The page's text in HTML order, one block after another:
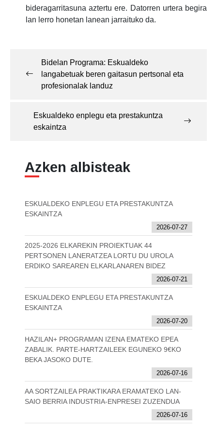
bideragarritasuna aztertu ere. Datorren urtera begira
lan lerro honetan lanean jarraituko da.
Bidelan Programa: Eskualdeko
langabetuak beren gaitasun pertsonal eta
profesionalak landuz
Eskualdeko enplegu eta prestakuntza
eskaintza
Azken albisteak
ESKUALDEKO ENPLEGU ETA PRESTAKUNTZA
ESKAINTZA
2026-07-27
2025-2026 ELKAREKIN PROIEKTUAK 44
PERTSONEN LANERATZEA LORTU DU UROLA
ERDIKO SAREAREN ELKARLANAREN BIDEZ
2026-07-21
ESKUALDEKO ENPLEGU ETA PRESTAKUNTZA
ESKAINTZA
2026-07-20
HAZILAN+ PROGRAMAN IZENA EMATEKO EPEA
ZABALIK. PARTE-HARTZAILEEK EGUNEKO 9€KO
BEKA JASOKO DUTE.
2026-07-16
AA SORTZAILEA PRAKTIKARA ERAMATEKO LAN-
SAIO BERRIA INDUSTRIA-ENPRESEI ZUZENDUA
2026-07-16